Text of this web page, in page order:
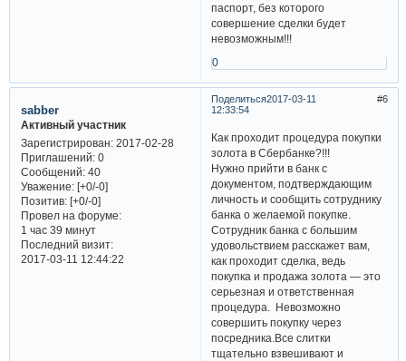
паспорт, без которого
совершение сделки будет
невозможным!!!
0
Поделиться 6
2017-03-11
12:33:54
sabber
Активный участник
Зарегистрирован: 2017-02-28
Приглашений:0
Сообщений:40
Уважение: [+0/-0]
Позитив: [+0/-0]
Провел на форуме:
1 час 39 минут
Последний визит:
2017-03-11 12:44:22
Как проходит процедура покупки
золота в Сбербанке?!!!
Нужно прийти в банк с
документом, подтверждающим
личность и сообщить сотруднику
банка о желаемой покупке.
Сотрудник банка с большим
удовольствием расскажет вам,
как проходит сделка, ведь
покупка и продажа золота — это
серьезная и ответственная
процедура. Невозможно
совершить покупку через
посредника.Все слитки
тщательно взвешивают и